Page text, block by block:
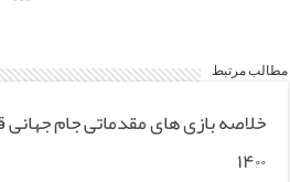
مطالب مرتبط
۱۴۰۰